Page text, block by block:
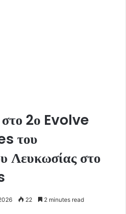
2ο Evolve
του
Λευκωσίας στο
22 2 minutes read